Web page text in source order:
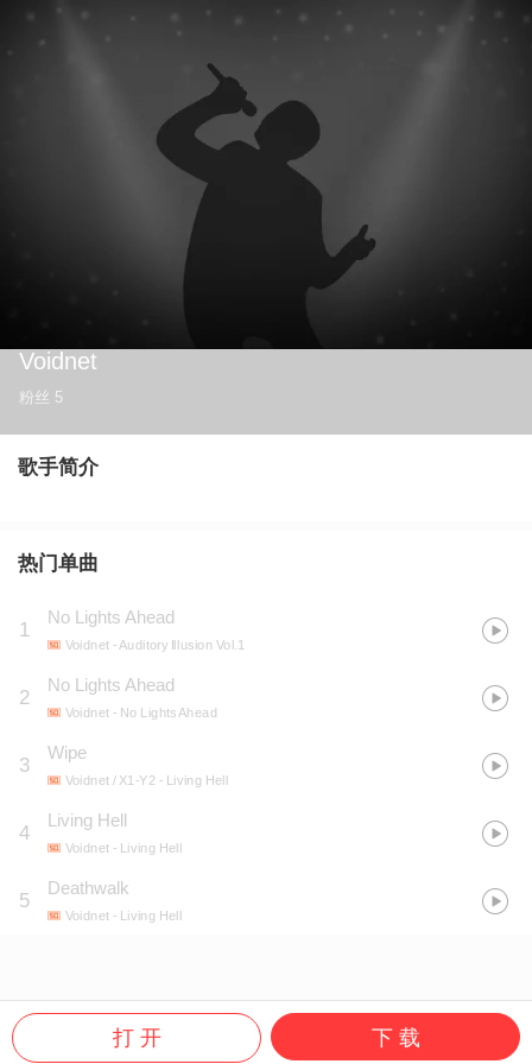
Voidnet
粉丝 5
歌手简介
热门单曲
1
No Lights Ahead
Voidnet- Auditory Illusion Vol.1
2
No Lights Ahead
Voidnet- No Lights Ahead
3
Wipe
Voidnet / X1-Y2 - Living Hell
4
Living Hell
Voidnet- Living Hell
5
Deathwalk
Voidnet- Living Hell
打 开 下 载